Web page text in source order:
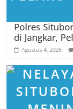
Polres
di Jangkar,
Agustus 4, 2026